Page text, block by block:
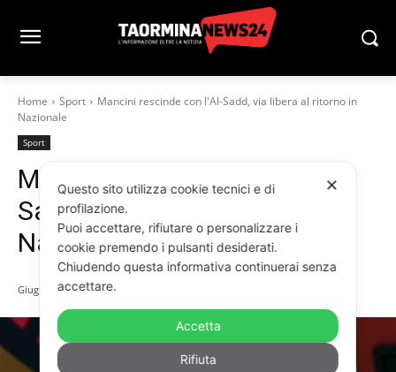
Home Sport
Mancini rescinde con l'Al-Sadd, via libera al ritorno in
Nazionale
Sport
Mancini rescinde con l’Al-
Sadd, via libera al ritorno in
Nazionale
Giugno 14, 2026
✕
Questo sito utilizza cookie tecnici e di
profilazione.
Puoi accettare, rifiutare o personalizzare i
cookie premendo i pulsanti desiderati.
Chiudendo questa informativa continuerai senza
accettare.
Accetta
Rifiuta